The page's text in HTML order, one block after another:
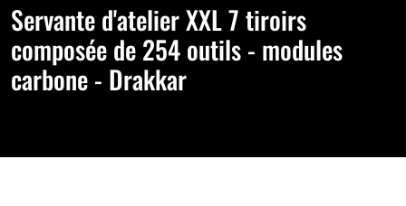
Servante d'atelier XXL 7 tiroirs
composée de 254 outils - modules
carbone - Drakkar